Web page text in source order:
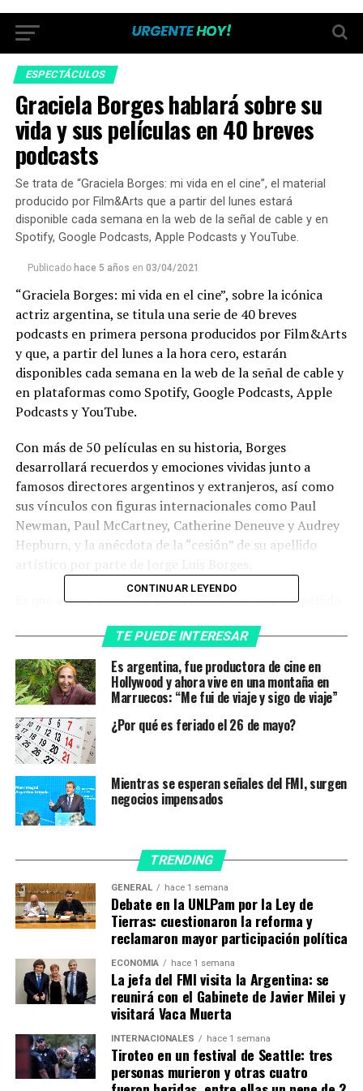
ESPECTÁCULOS
Graciela Borges hablará sobre su
vida y sus películas en 40 breves
podcasts
Se trata de “Graciela Borges: mi vida en el cine”, el material
producido por Film&Arts que a partir del lunes estará
disponible cada semana en la web de la señal de cable y en
Spotify, Google Podcasts, Apple Podcasts y YouTube.
Publicado hace 5 años en 03/04/2021
“Graciela Borges: mi vida en el cine”, sobre la icónica
actriz argentina, se titula una serie de 40 breves
podcasts en primera persona producidos por Film&Arts
y que, a partir del lunes a la hora cero, estarán
disponibles cada semana en la web de la señal de cable y
en plataformas como Spotify, Google Podcasts, Apple
Podcasts y YouTube.
Con más de 50 películas en su historia, Borges
desarrollará recuerdos y emociones vividas junto a
famosos directores argentinos y extranjeros, así como
sus vínculos con figuras internacionales como Paul
Newman, Paul McCartney, Catherine Deneuve y Audrey
Hepburn, y la anécdota de la “cesión” de su apellido
Es que a los 14 años, su padre le impidió usar el apellido
actuar en “Una cita con la vida”, de Hugo del Carril, para
la que había sido seleccionada a través de un casting, sin
que antes se le hubiera pasado por la mente actuar en el
cine. Borges fue para siempre su apellido.
¿A quién se le ocurrió esta
genialidad? La gran diva
del cine argentino, el ícono,
la voz única.
#GracielaBorgescontando
sus mil y una historias en
un podcast.
quietud’, de Pablo Trapero, y ‘El cuento de las
comadrejas’, de Juan José Campanella, y después me
dediqué a una gira con mi show, que tiene poemas y
canciones, pero la llegada de la pandemia fue muy
dramática –explicó Borges en diálogo con Télam-. Yo
tengo un lugar muy bonito, con sol y mucho verde, pero
CONTINUAR LEYENDO
TE PUEDE INTERESAR
Es argentina, fue productora de cine en
Hollywood y ahora vive en una montaña en
Marruecos: “Me fui de viaje y sigo de viaje”
¿Por qué es feriado el 26 de mayo?
Mientras se esperan señales del FMI, surgen
negocios impensados
TRENDING
GENERAL hace 1 semana
Debate en la UNLPam por la Ley de
Tierras: cuestionaron la reforma y
reclamaron mayor participación política
ECONOMÍA hace 1 semana
La jefa del FMI visita la Argentina: se
reunirá con el Gabinete de Javier Milei y
visitará Vaca Muerta
INTERNACIONALES hace 1 semana
Tiroteo en un festival de Seattle: tres
personas murieron y otras cuatro